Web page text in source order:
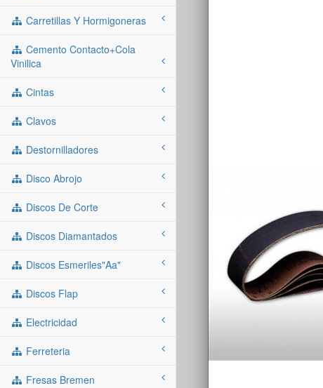
Carretillas Y Hormigoneras
Cemento Contacto+cola
Vinilica
Cintas
Clavos
Destornilladores
Disco Abrojo
Discos De Corte
Discos Diamantados
Discos Esmeriles"aa"
Discos Flap
Electricidad
Ferreteria
Fresas Bremen